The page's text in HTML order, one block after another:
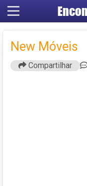
New Móveis
Compartilhar